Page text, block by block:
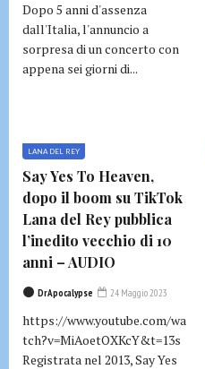
Dopo 5 anni d'assenza
dall'Italia, l'annuncio a
sorpresa di un concerto con
appena sei giorni di...
LANA DEL REY
Say Yes To Heaven,
dopo il boom su TikTok
Lana del Rey pubblica
l’inedito vecchio di 10
anni – AUDIO
DrApocalypse 24 Maggio 2023
https://www.youtube.com/wa
tch?v=MiAoetOXKcY&t=13s
Registrata nel 2013, Say Yes